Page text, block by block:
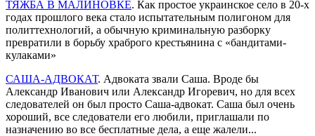
ТЯЖБА В МАЛИНОВКЕ. Как простое украинское село в 20-х
годах прошлого века стало испытательным полигоном для
политтехнологий, а обычную криминальную разборку
превратили в борьбу храброго крестьянина с «бандитами-
кулаками»
САША-АДВОКАТ. Адвоката звали Саша. Вроде бы
Александр Иванович или Александр Игоревич, но для всех
следователей он был просто Саша-адвокат. Саша был очень
хороший, все следователи его любили, приглашали по
назначению во все бесплатные дела, а еще жалели...